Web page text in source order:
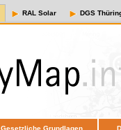
RAL Solar DGS
Gesetzliche Grundlagen